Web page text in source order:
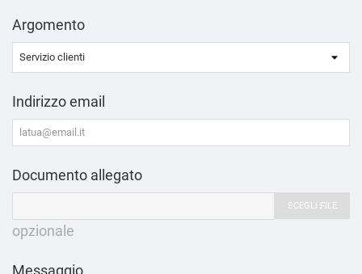
Argomento
Indirizzo email
Documento allegato
SCEGLI FILE
opzionale